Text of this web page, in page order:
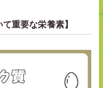
重要な栄養素】